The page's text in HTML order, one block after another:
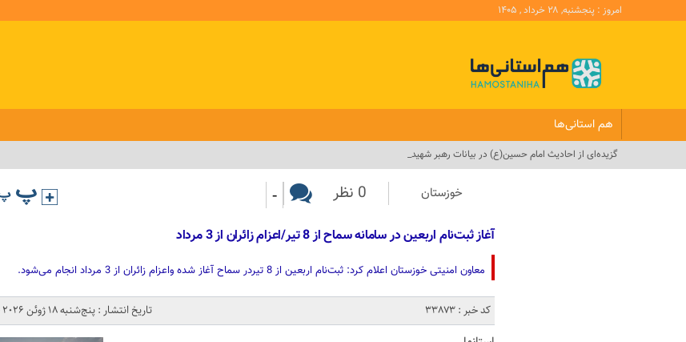
امروز : پنجشنبه, ۲۸ خرداد , ۱۴۰۵
هم استانی‌ها
گزیده‌ای از احادیث امام حسین(ع) در بیانات رهبر شهید_
خوزستان 0 نظر -
آغاز ثبت‌نام اربعین در سامانه سماح از 8 تیر/اعزام زائران از 3 مرداد
معاون امنیتی خوزستان اعلام کرد: ثبت‌نام اربعین از 8 تیردر سماح آغاز شده واعزام زائران از 3 مرداد انجام می‌شود.
کد خبر : 33873
تاریخ انتشار : پنج‌شنبه 18 ژوئن 2026 - 22:14